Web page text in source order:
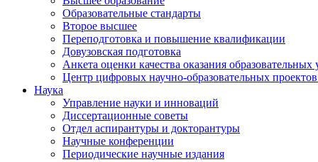
Образовательные стандарты
Второе высшее
Переподготовка и повышение квалификации
Довузовская подготовка
Анкета оценки качества оказания образовательных
Центр цифровых научно-образовательных
Наука
Управление науки и инноваций
Диссертационные советы
Отдел аспирантуры и докторантуры
Научные конференции
Периодические научные издания